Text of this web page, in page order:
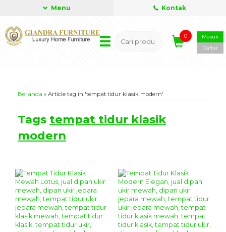
Menu Kontak
0
Masuk
Daftar
Beranda » Article tag in 'tempat tidur klasik modern'
Tags tempat tidur klasik
modern